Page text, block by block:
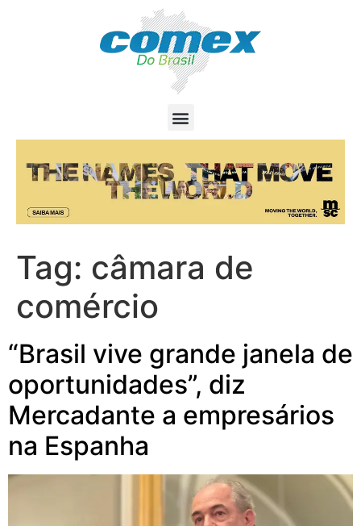
Tag: câmara de
comércio
“Brasil vive grande janela de
oportunidades”, diz
Mercadante a empresários
na Espanha